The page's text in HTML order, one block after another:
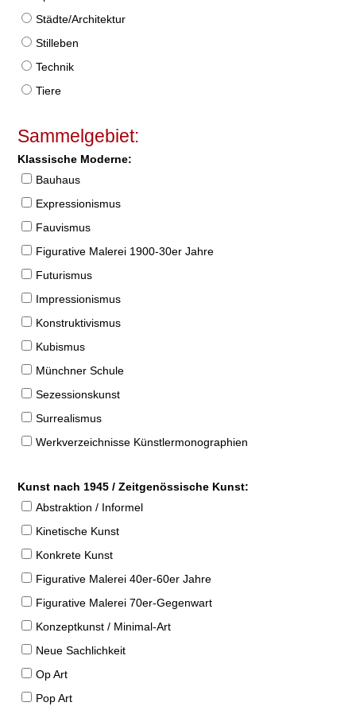
Städte/Architektur
Stilleben
Technik
Tiere
Sammelgebiet:
Klassische Moderne:
Bauhaus
Expressionismus
Fauvismus
Figurative Malerei 1900-30er Jahre
Futurismus
Impressionismus
Konstruktivismus
Kubismus
Münchner Schule
Sezessionskunst
Surrealismus
Werkverzeichnisse Künstlermonographien
Kunst nach 1945 / Zeitgenössische Kunst:
Abstraktion / Informel
Kinetische Kunst
Konkrete Kunst
Figurative Malerei 40er-60er Jahre
Figurative Malerei 70er-Gegenwart
Konzeptkunst / Minimal-Art
Neue Sachlichkeit
Op Art
Pop Art